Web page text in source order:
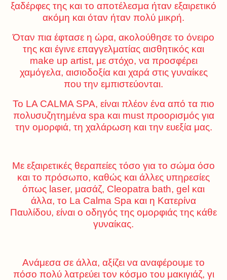
ξαδέρφες της και το αποτέλεσμα ήταν εξαιρετικό
ακόμη και όταν ήταν πολύ μικρή.
Όταν πια έφτασε η ώρα, ακολούθησε το όνειρο
της και έγινε επαγγελματίας αισθητικός και
make up artist, με στόχο, να προσφέρει
χαμόγελα, αισιοδοξία και χαρά στις γυναίκες
που την εμπιστεύονται.
Το LA CALMA SPA, είναι πλέον ένα από τα πιο
πολυσυζητημένα spa και must προορισμός για
την ομορφιά, τη χαλάρωση και την ευεξία μας.
Με εξαιρετικές θεραπείες τόσο για το σώμα όσο
και το πρόσωπο, καθώς και άλλες υπηρεσίες
όπως laser, μασάζ, Cleopatra bath, gel και
άλλα, το La Calma Spa και η Κατερίνα
Παυλίδου, είναι ο οδηγός της ομορφιάς της κάθε
γυναίκας.
Ανάμεσα σε άλλα, αξίζει να αναφέρουμε το
πόσο πολύ λατρεύει τον κόσμο του μακιγιάζ, γι